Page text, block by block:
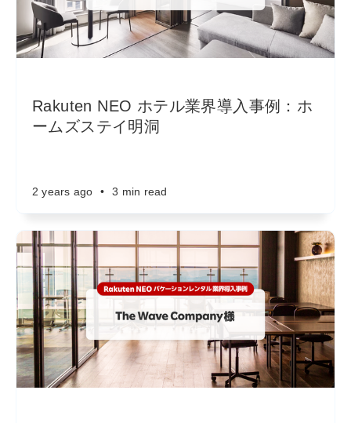
Rakuten NEO ホテル業界導入事例：ホ
ームズステイ明洞
2 years ago • 3 min read